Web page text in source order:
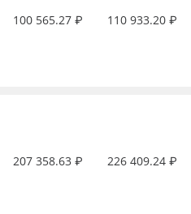
100 565.27 ₽ 110 933.20 ₽
207 358.63 ₽ 226 409.24 ₽